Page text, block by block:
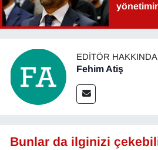
EDITÖR HAKKINDA
Fehim Atiş
Bunlar da ilginizi